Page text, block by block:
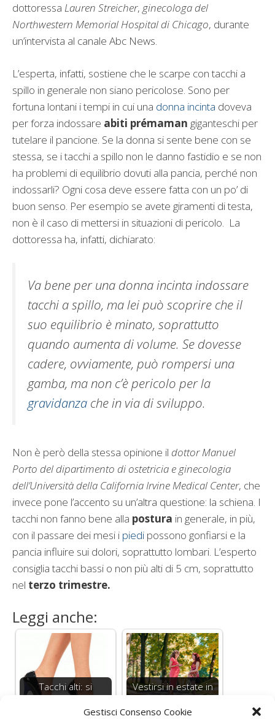
Gestisci Consenso Cookie
dottoressa Lauren Streicher, ginecologa del
Northwestern Memorial Hospital di Chicago, durante
un’intervista al canale Abc News.
L’esperta, infatti, sostiene che le scarpe con tacchi a
spillo in generale non siano pericolose. Sono per
fortuna lontani i tempi in cui una donna incinta doveva
per forza indossare abiti prémaman giganteschi per
tutelare il pancione. Se la donna si sente bene con se
stessa, se i tacchi a spillo non le danno fastidio e se non
ha problemi di equilibrio dovuti alla pancia, perché non
indossarli? Ogni cosa deve essere fatta con un po’ di
buon senso. Per esempio se avete giramenti di testa,
non è il caso di mettersi in situazioni di pericolo. La
dottoressa ha, infatti, dichiarato:
Va bene per una donna incinta indossare
tacchi a spillo, ma lei può scoprire che il
suo equilibrio è minato, soprattutto
quando aumenta di volume. Se dovesse
cadere, ovviamente, può rompersi una
gamba, ma non c’è pericolo per la
gravidanza che in via di sviluppo.
Non è però della stessa opinione il dottor Manuel
Porto del dipartimento di ostetricia e ginecologia
dell’Università della California Irvine Medical Center, che
invece pone l’accento su un’altra questione: la schiena. I
tacchi non fanno bene alla postura in generale, in più,
con il passare dei mesi i piedi possono gonfiarsi e la
pancia influire sui dolori, soprattutto lombari. L’esperto
consiglia tacchi bassi o non più alti di 5 cm, soprattutto
nel terzo trimestre.
Leggi anche:
Tacchi alti: si
gravidanza?
Vestirsi in estate in
sentirsi bene e…